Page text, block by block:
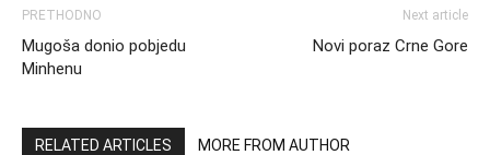
PRETHODNO
Mugoša donio pobjedu
Minhenu
Next article
Novi poraz Crne Gore
RELATED ARTICLES MORE FROM AUTHOR